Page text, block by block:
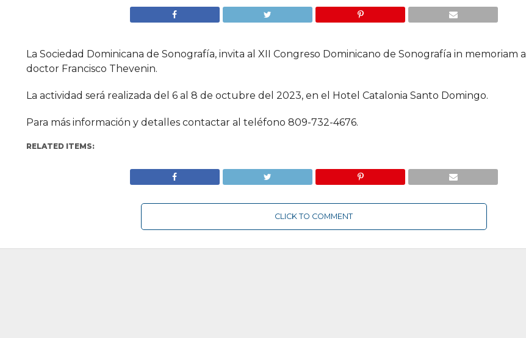
La Sociedad Dominicana de Sonografía, invita al XII Congreso Dominicano de Sonografía in memoriam al
doctor Francisco Thevenin.
La actividad será realizada del 6 al 8 de octubre del 2023, en el Hotel Catalonia Santo Domingo.
Para más información y detalles contactar al teléfono 809-732-4676.
RELATED ITEMS:
CLICK TO COMMENT